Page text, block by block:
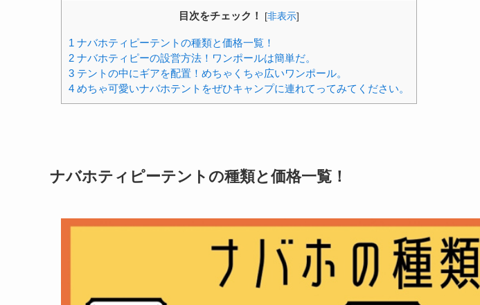
目次をチェック！ [非表示]
1 ナバホティピーテントの種類と価格一覧！
2 ナバホティピーの設営方法！ワンポールは簡単だ。
3 テントの中にギアを配置！めちゃくちゃ広いワンポール。
4 めちゃ可愛いナバホテントをぜひキャンプに連れてってみてください。
ナバホティピーテントの種類と価格一覧！